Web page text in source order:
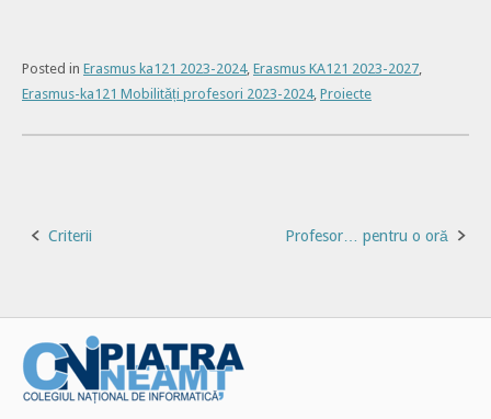
Posted in Erasmus ka121 2023-2024, Erasmus KA121 2023-2027,
Erasmus-ka121 Mobilități profesori 2023-2024, Proiecte
Post
Criterii Profesor… pentru o oră